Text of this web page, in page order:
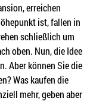
erreichen
ist, fallen in
schließlich um
oben. Nun, die Idee
Aber können Sie die
Was kaufen die
mehr, geben aber